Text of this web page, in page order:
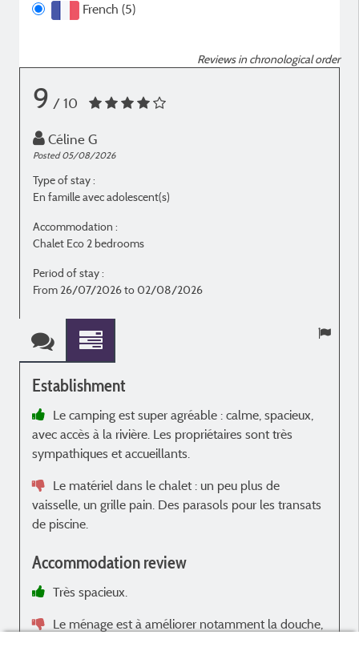
French (5)
Reviews in chronological order
9 / 10
Céline G
Posted 05/08/2026
Type of stay :
En famille avec adolescent(s)
Accommodation :
Chalet Eco 2 bedrooms
Period of stay :
From 26/07/2026 to 02/08/2026
Establishment
Le camping est super agréable : calme, spacieux,
avec accès à la rivière. Les propriétaires sont très
sympathiques et accueillants.
Le matériel dans le chalet : un peu plus de
vaisselle, un grille pain. Des parasols pour les transats
de piscine.
Accommodation review
Très spacieux.
Le ménage est à améliorer notamment la douche,